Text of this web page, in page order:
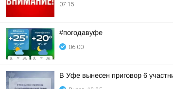
07:15
#погодавуфе
06:00
В Уфе вынесен приговор 6